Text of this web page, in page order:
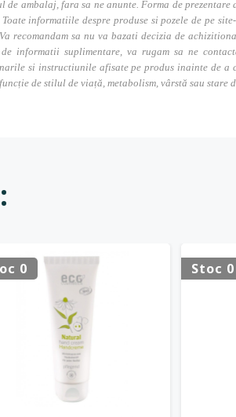
de ambalaj, fara sa ne anunte. Forma de
Toate informatiile despre produse si pozele de pe
recomandam sa nu va bazati decizia de
de informatii suplimentare, va rugam sa ne
si instructiunile afisate pe produs inainte de a
de stilul de viață, metabolism, vârstă sau stare
0 Stoc 0